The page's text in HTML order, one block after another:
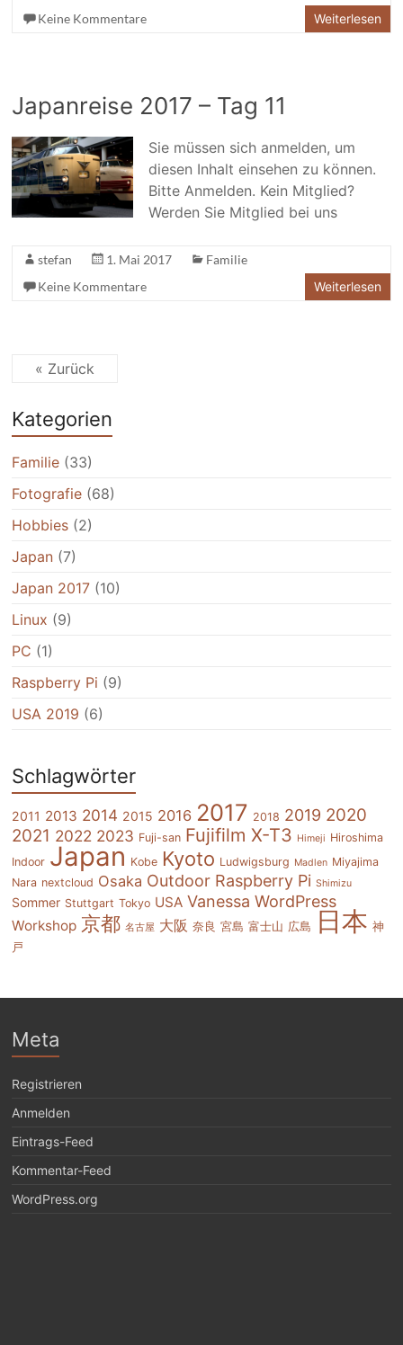
Keine Kommentare
Weiterlesen
Japanreise 2017 – Tag 11
Sie müssen sich anmelden, um
diesen Inhalt einsehen zu können.
Bitte Anmelden. Kein Mitglied?
Werden Sie Mitglied bei uns
stefan 1. Mai 2017
Familie
Keine Kommentare
Weiterlesen
« Zurück
Kategorien
Familie (33)
Fotografie (68)
Hobbies (2)
Japan (7)
Japan 2017 (10)
Linux (9)
PC (1)
Raspberry Pi (9)
USA 2019 (6)
Schlagwörter
2011 2013 2014 2015 2016 2017 2018 2019 2020
2021 2022 2023 Fuji-san Fujifilm X-T3 Himeji Hiroshima
Indoor Japan Kobe Kyoto Ludwigsburg Madlen Miyajima
Nara nextcloud Osaka Outdoor Raspberry Pi Shimizu
Sommer Stuttgart Tokyo USA Vanessa WordPress
Workshop 京都 名古屋 大阪 奈良 宮島 富士山 広島 日本 神
戸
Meta
Registrieren
Anmelden
Eintrags-Feed
Kommentar-Feed
WordPress.org